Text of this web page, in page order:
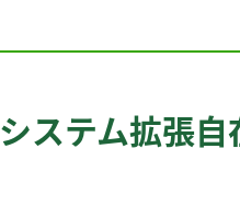
システム拡張自